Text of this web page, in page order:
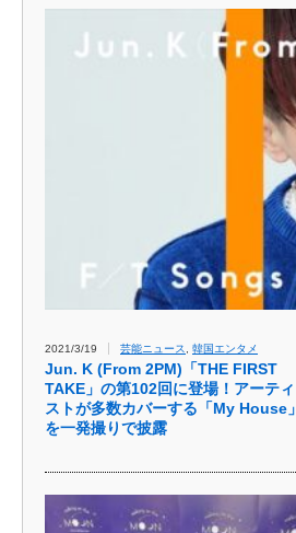
2021/3/19 芸能ニュース 韓国エンタメ
Jun. K (From 2PM)「THE FIRST
TAKE」の第102回に登場！アーティ
ストが多数カバーする「My House」
を一発撮りで披露